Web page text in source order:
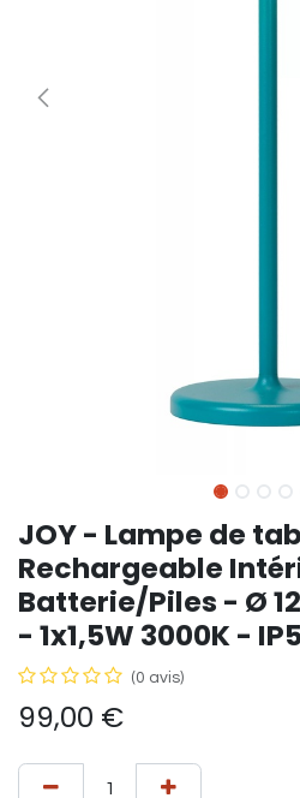
JOY - Lampe de
Rechargeable
Batterie/Piles - Ø
- 1x1,5W 3000K -
(0 avis)
99,00 €